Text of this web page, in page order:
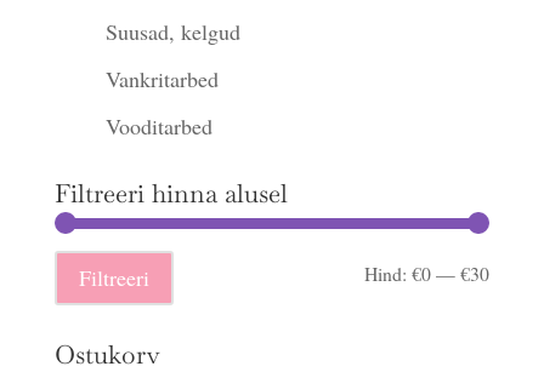
Suusad, kelgud
Vankritarbed
Vooditarbed
Filtreeri hinna alusel
Filtreeri Hind:€0—€30
Ostukorv